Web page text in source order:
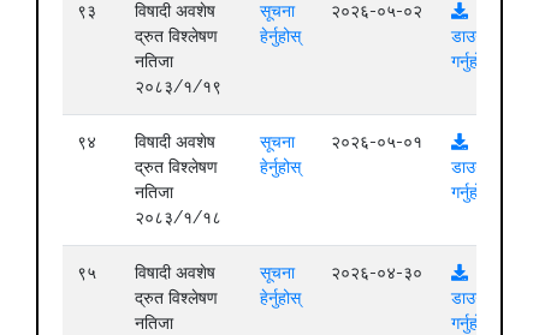
९३
विषादी अवशेष
द्रुत विश्लेषण
नतिजा
२०८३/१/१९
सूचना
हेर्नुहोस्
२०२६-०५-०२
डाउनलोड
गर्नुहोस्
९४
विषादी अवशेष
द्रुत विश्लेषण
नतिजा
२०८३/१/१८
सूचना
हेर्नुहोस्
२०२६-०५-०१
डाउनलोड
गर्नुहोस्
९५
विषादी अवशेष
द्रुत विश्लेषण
नतिजा
सूचना
हेर्नुहोस्
२०२६-०४-३०
डाउनलोड
गर्नुहोस्